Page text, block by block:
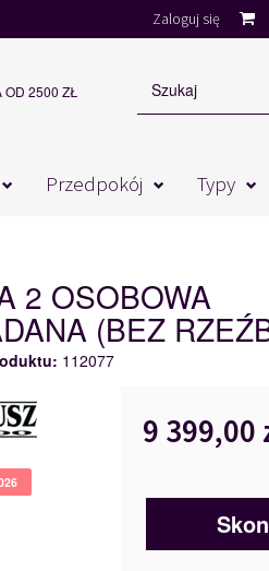
Zaloguj się
OD 2500 ZŁ
Przedpokój Typy
2 OSOBOWA
(BEZ
112077
9 399,00